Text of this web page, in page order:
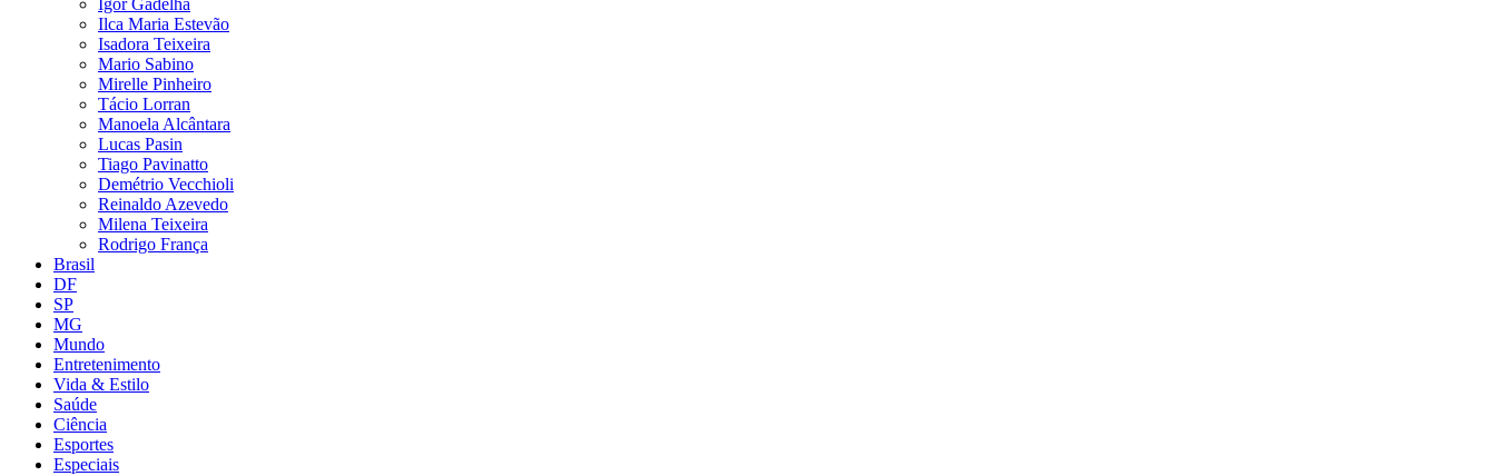
Igor Gadelha
Ilca Maria Estevão
Isadora Teixeira
Mario Sabino
Mirelle Pinheiro
Tácio Lorran
Manoela Alcântara
Lucas Pasin
Tiago Pavinatto
Demétrio Vecchioli
Reinaldo Azevedo
Milena Teixeira
Rodrigo França
Brasil
DF
SP
MG
Mundo
Entretenimento
Vida & Estilo
Saúde
Ciência
Esportes
Especiais